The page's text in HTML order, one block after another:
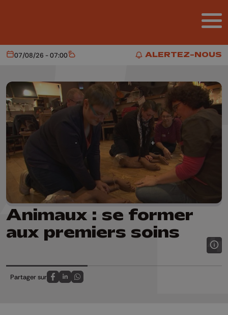
ALERTEZ-NOUS
ALERTEZ-NOUS
Aujourd'hui
07/08/26 - 07:00 Météo
Animaux : se former
aux premiers soins
Partager sur
Partagez sur FaceBook
Partagez sur LinkedIn
Partagez sur Whatsapp